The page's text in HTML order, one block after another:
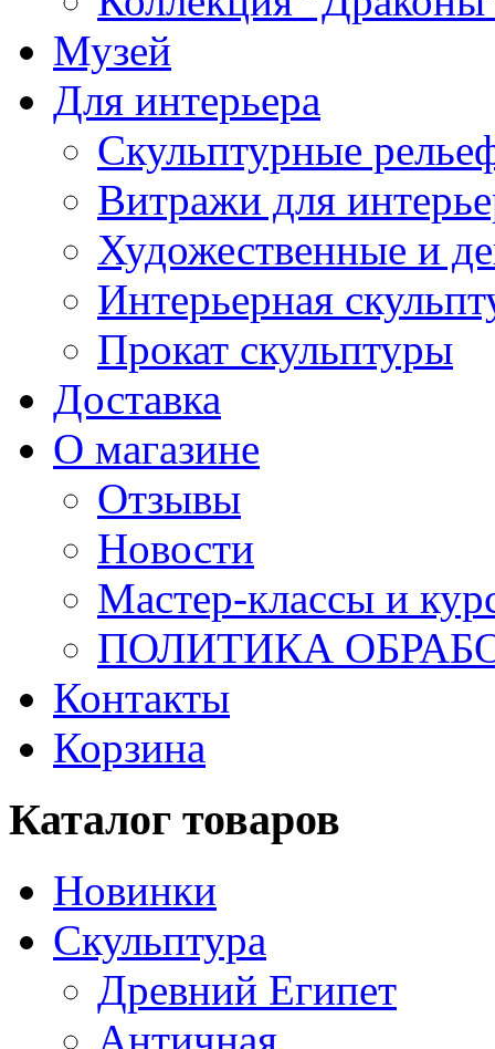
Музей
Для интерьера
Скульптурные
Витражи для
Художественные и
Интерьерная
Прокат скульптуры
Доставка
О магазине
Отзывы
Новости
Мастер-классы и
ПОЛИТИКА
Контакты
Корзина
Каталог товаров
Новинки
Скульптура
Древний Египет